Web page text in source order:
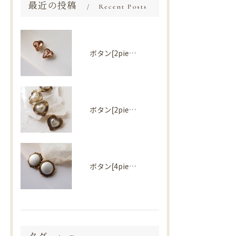
最近の投稿 Recent Posts
ボタン[2piece] Import parts No2730
ボタン[2piece] Import parts No2727
ボタン[4piece] Import parts No2724